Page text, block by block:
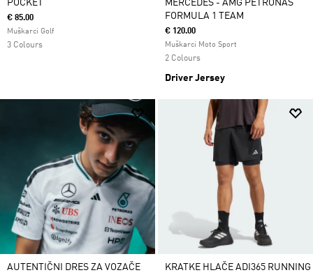
POCKET
€ 85.00
Muškarci Golf
3 Colours
MERCEDES - AMG PETRONAS
FORMULA 1 TEAM
€ 120.00
Muškarci Moto Sport
2 Colours
Driver Jersey
AUTENTIČNI DRES ZA VOZAČE
KRATKE HLAČE ADI365 RUNNING